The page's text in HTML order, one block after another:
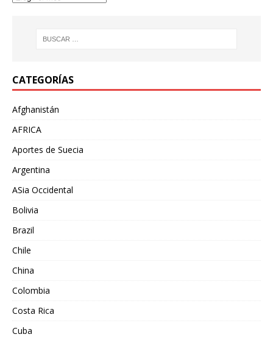
CATEGORÍAS
Afghanistán
AFRICA
Aportes de Suecia
Argentina
ASia Occidental
Bolivia
Brazil
Chile
China
Colombia
Costa Rica
Cuba